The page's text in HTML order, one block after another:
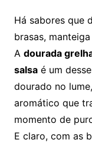
Há sabores que
brasas,
A dourada
salsaé um
dourado no
aromático que
momento de
E claro, com as